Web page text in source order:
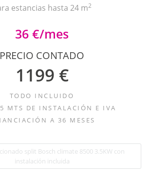
estancias hasta 24 m2
36 €/mes
PRECIO CONTADO
1199 €
TODO INCLUIDO
MTS DE INSTALACIÓN E IVA
A 36 MESES